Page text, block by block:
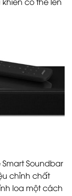
Soundbar
chỉnh chất
loa một cách